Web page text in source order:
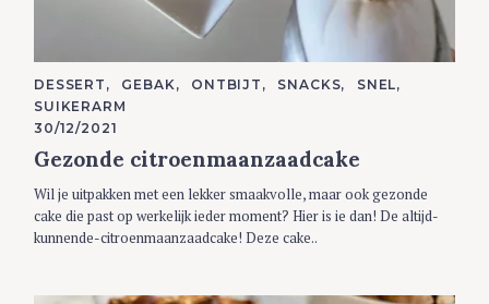
C
A
T
E
O
R
E
S
DESSERT GEBAK ONTBIJT SNACKS
SNEL
SUIKERARM
30/12/2021
Gezonde citroenmaanzaadcake
Wil je uitpakken met een lekker smaakvolle, maar ook gezonde
cake die past op werkelijk ieder moment? Hier is ie dan! De altijd-
kunnende-citroenmaanzaadcake! Deze cake..